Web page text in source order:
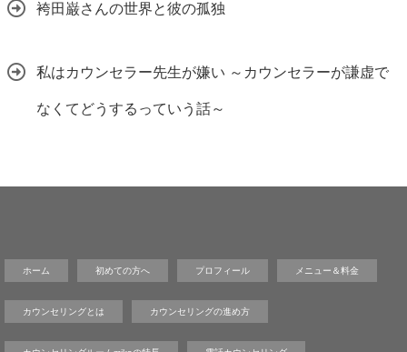
袴田巌さんの世界と彼の孤独
私はカウンセラー先生が嫌い ～カウンセラーが謙虚で
なくてどうするっていう話～
ホーム 初めての方へ プロフィール メニュー＆料金
カウンセリングとは カウンセリングの進め方